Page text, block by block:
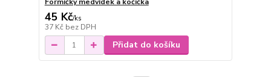
45 Kč/ks
37 Kč bez DPH
Přidat do košíku